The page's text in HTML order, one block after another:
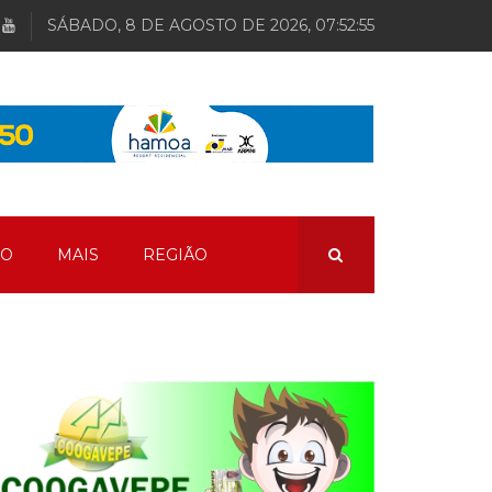
SÁBADO, 8 DE AGOSTO DE 2026, 07:52:56
MAIS REGIÃO